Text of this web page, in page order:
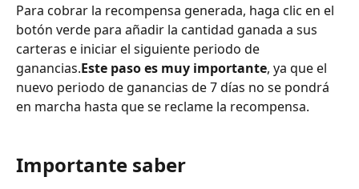
Para cobrar la recompensa generada, haga clic en el
botón verde para añadir la cantidad ganada a sus
carteras e iniciar el siguiente periodo de
ganancias.Este paso es muy importante, ya que el
nuevo periodo de ganancias de 7 días no se pondrá
en marcha hasta que se reclame la recompensa.
Importante saber